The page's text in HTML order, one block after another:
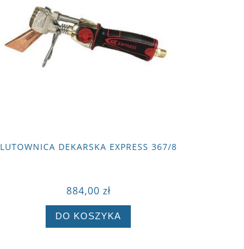
LUTOWNICA DEKARSKA EXPRESS 367/8
884,00 zł
DO KOSZYKA